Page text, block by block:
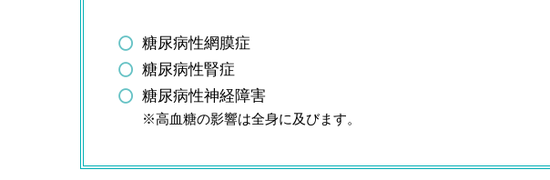
糖尿病性網膜症
糖尿病性腎症
糖尿病性神経障害
※高血糖の影響は全身に及びます。